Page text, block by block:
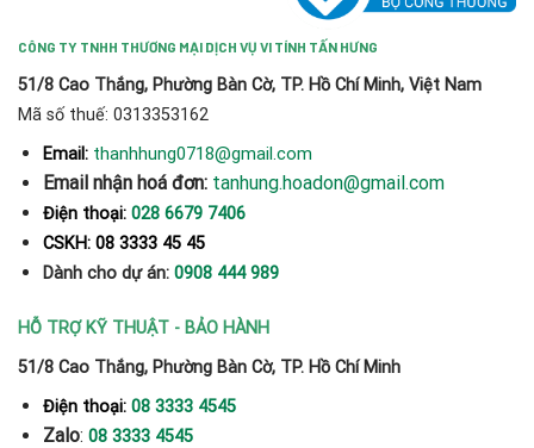
CÔNG TY TNHH THƯƠNG MẠI DỊCH VỤ VI TÍNH TẤN HƯNG
51/8 Cao Thắng, Phường Bàn Cờ, TP. Hồ Chí Minh, Việt Nam
Mã số thuế: 0313353162
Email: thanhhung0718@gmail.com
Email nhận hoá đơn: tanhung.hoadon@gmail.com
Điện thoại: 028 6679 7406
CSKH: 08 3333 45 45
Dành cho dự án: 0908 444 989
HỖ TRỢ KỸ THUẬT - BẢO HÀNH
51/8 Cao Thắng, Phường Bàn Cờ, TP. Hồ Chí Minh
Điện thoại: 08 3333 4545
Zalo: 08 3333 4545